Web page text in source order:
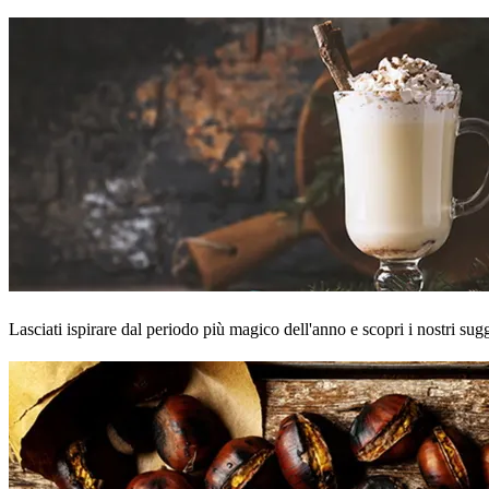
Lasciati ispirare dal periodo più magico dell'anno e scopri i nostri